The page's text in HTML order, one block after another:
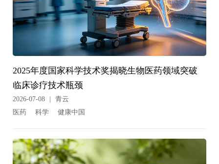
2025年度国家科学技术奖揭晓生物医药领域突破
临床诊疗技术瓶颈
2026-07-08
青云
医药
科学 健康中国